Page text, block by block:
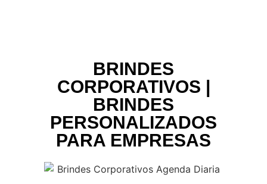
BRINDES
CORPORATIVOS |
BRINDES
PERSONALIZADOS
PARA EMPRESAS